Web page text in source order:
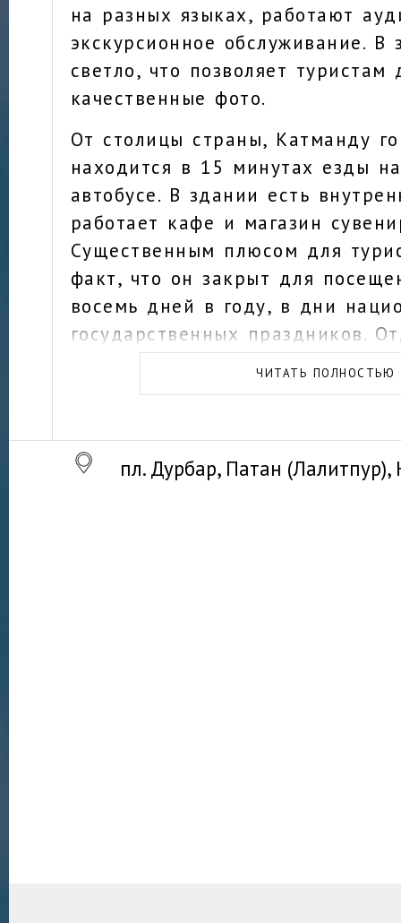
на разных языках, работают
экскурсионное обслуживание. В
светло, что позволяет туристам
качественные фото.
От столицы страны, Катманду
находится в 15 минутах езды
автобусе. В здании есть
работает кафе и магазин
Существенным плюсом для
факт, что он закрыт для
восемь дней в году, в дни
государственных праздников.
музей нет, деньги берутся за
входа на площадь Дурбар.
ЧИТАТЬ ПОЛНОСТЬЮ
пл. Дурбар, Патан (Лалитпур),